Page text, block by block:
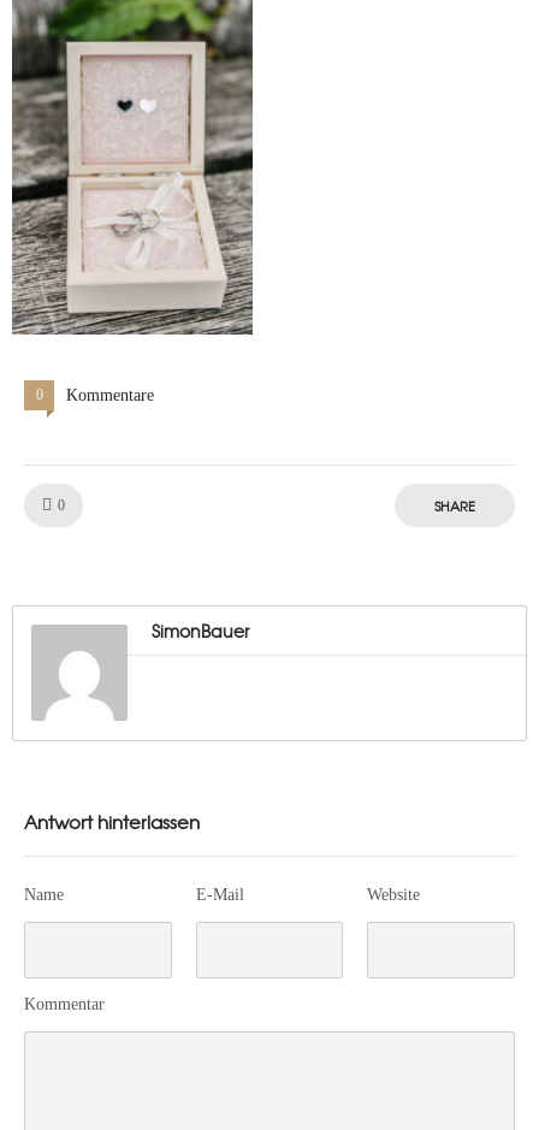
0 Kommentare
0 SHARE
SimonBauer
Antwort hinterlassen
Name E-Mail Website
Kommentar